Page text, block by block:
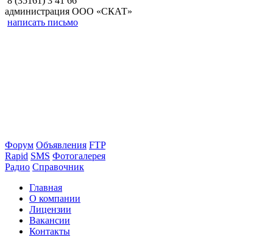
администрация ООО «СКАТ»
написать письмо
Форум Объявления FTP
Rapid SMS Фотогалерея
Радио Справочник
Главная
О компании
Лицензии
Вакансии
Контакты